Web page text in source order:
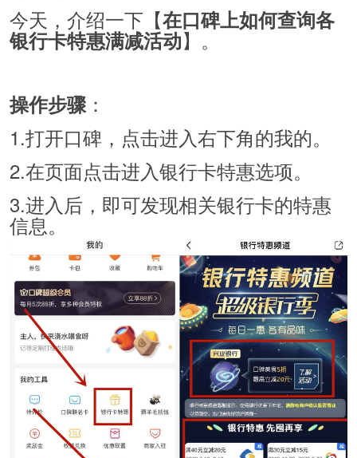
今天，介绍一下【在口碑上如何查询各
银行卡特惠满减活动】。
操作步骤：
1.打开口碑，点击进入右下角的我的。
2.在页面点击进入银行卡特惠选项。
3.进入后，即可发现相关银行卡的特惠
信息。